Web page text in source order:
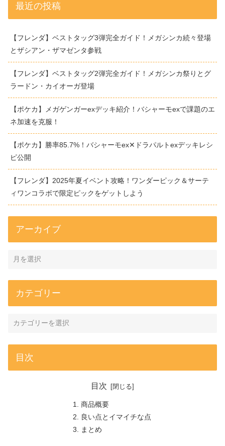
最近の投稿
【フレンダ】ベストタッグ3弾完全ガイド！メガシンカ続々登場
とザシアン・ザマゼンタ参戦
【フレンダ】ベストタッグ2弾完全ガイド！メガシンカ祭りとグ
ラードン・カイオーガ登場
【ポケカ】メガゲンガーexデッキ紹介！バシャーモexで課題のエ
ネ加速を克服！
【ポケカ】勝率85.7%！バシャーモex✕ドラパルトexデッキレシ
ピ公開
【フレンダ】2025年夏イベント攻略！ワンダーピック＆サーテ
ィワンコラボで限定ピックをゲットしよう
アーカイブ
カテゴリー
目次
目次
商品概要
良い点とイマイチな点
まとめ